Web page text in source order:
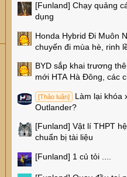
[Funland] Chạy quảng
dụng
Honda Hybrid Đi Muôn
chuyến đi mùa hè, rinh
BYD sắp khai trương
mới HTA Hà Đông, các
[Thảo luận]
Làm lại khóa
Outlander?
[Funland] Vật lí THPT
chuẩn bị tài liệu
[Funland] 1 củ tỏi ....